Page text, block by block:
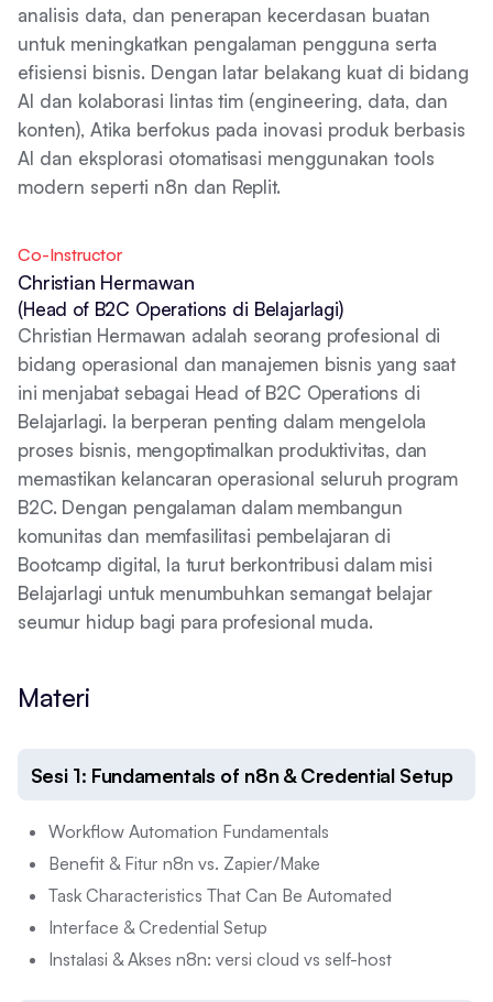
analisis data, dan penerapan kecerdasan buatan
untuk meningkatkan pengalaman pengguna serta
efisiensi bisnis. Dengan latar belakang kuat di bidang
AI dan kolaborasi lintas tim (engineering, data, dan
konten), Atika berfokus pada inovasi produk berbasis
AI dan eksplorasi otomatisasi menggunakan tools
modern seperti n8n dan Replit.
Co-Instructor
Christian Hermawan
(Head of B2C Operations di Belajarlagi)
Christian Hermawan adalah seorang profesional di
bidang operasional dan manajemen bisnis yang saat
ini menjabat sebagai Head of B2C Operations di
Belajarlagi. Ia berperan penting dalam mengelola
proses bisnis, mengoptimalkan produktivitas, dan
memastikan kelancaran operasional seluruh program
B2C. Dengan pengalaman dalam membangun
komunitas dan memfasilitasi pembelajaran di
Bootcamp digital, Ia turut berkontribusi dalam misi
Belajarlagi untuk menumbuhkan semangat belajar
seumur hidup bagi para profesional muda.
Materi
Sesi 1: Fundamentals of n8n & Credential Setup
Workflow Automation Fundamentals
Benefit & Fitur n8n vs. Zapier/Make
Task Characteristics That Can Be Automated
Interface & Credential Setup
Instalasi & Akses n8n: versi cloud vs self-host